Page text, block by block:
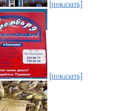
[показать]
[показать]